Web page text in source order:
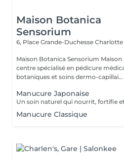
Maison Botanica
Sensorium
6, Place Grande-Duchesse Charlotte
Maison Botanica Sensorium Maison Botanica Sensorium est un
centre spécialisé en pédicure
botaniques et soins dermo-capillai...
Manucure Japonaise
Manucure Classique